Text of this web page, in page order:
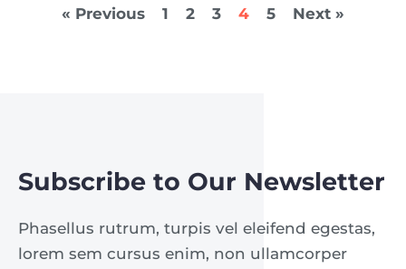
« Previous 1 2 3 4 5 Next »
Subscribe to Our Newsletter
Phasellus rutrum, turpis vel eleifend egestas,
lorem sem cursus enim, non ullamcorper